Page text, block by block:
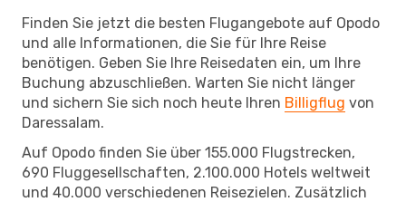
Finden Sie jetzt die besten Flugangebote auf Opodo
und alle Informationen, die Sie für Ihre Reise
benötigen. Geben Sie Ihre Reisedaten ein, um Ihre
Buchung abzuschließen. Warten Sie nicht länger
und sichern Sie sich noch heute Ihren Billigflug von
Daressalam.
Auf Opodo finden Sie über 155.000 Flugstrecken,
690 Fluggesellschaften, 2.100.000 Hotels weltweit
und 40.000 verschiedenen Reisezielen. Zusätzlich